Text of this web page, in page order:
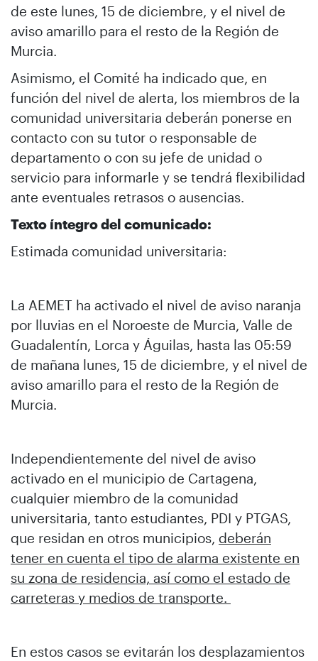
de este lunes, 15 de diciembre, y el nivel de
aviso amarillo para el resto de la Región de
Murcia.
Asimismo, el Comité ha indicado que, en
función del nivel de alerta, los miembros de la
comunidad universitaria deberán ponerse en
contacto con su tutor o responsable de
departamento o con su jefe de unidad o
servicio para informarle y se tendrá flexibilidad
ante eventuales retrasos o ausencias.
Texto íntegro del comunicado:
Estimada comunidad universitaria:
La AEMET ha activado el nivel de aviso naranja
por lluvias en el Noroeste de Murcia, Valle de
Guadalentín, Lorca y Águilas, hasta las 05:59
de mañana lunes, 15 de diciembre, y el nivel de
aviso amarillo para el resto de la Región de
Murcia.
Independientemente del nivel de aviso
activado en el municipio de Cartagena,
cualquier miembro de la comunidad
universitaria, tanto estudiantes, PDI y PTGAS,
que residan en otros municipios, deberán
tener en cuenta el tipo de alarma existente en
su zona de residencia, así como el estado de
carreteras y medios de transporte.
En estos casos se evitarán los desplazamientos